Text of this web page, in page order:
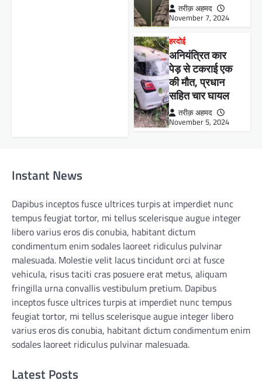
तरीक़ अहमद
November 7, 2024
हरदोई
अनियंत्रित कार
पेड़ से टकराई एक
की मौत, प्रधान
सहित चार घायल
तरीक़ अहमद
November 5, 2024
Instant News
Dapibus inceptos fusce ultrices turpis at imperdiet nunc
tempus feugiat tortor, mi tellus scelerisque augue integer
libero varius eros dis conubia, habitant dictum
condimentum enim sodales laoreet ridiculus pulvinar
malesuada. Molestie velit lacus tincidunt orci at fusce
vehicula, risus taciti cras posuere erat metus, aliquam
fringilla urna convallis vestibulum pretium. Dapibus
inceptos fusce ultrices turpis at imperdiet nunc tempus
feugiat tortor, mi tellus scelerisque augue integer libero
varius eros dis conubia, habitant dictum condimentum enim
sodales laoreet ridiculus pulvinar malesuada.
Latest Posts